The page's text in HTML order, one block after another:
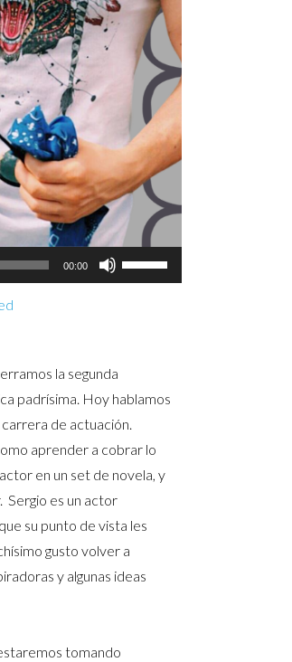
00:00
Use
Up/Down
la segunda
padrísima. Hoy hablamos
de actuación.
aprender a cobrar lo
en un set de novela, y
Sergio es un actor
su punto de vista les
gusto volver a
y algunas ideas
tomando